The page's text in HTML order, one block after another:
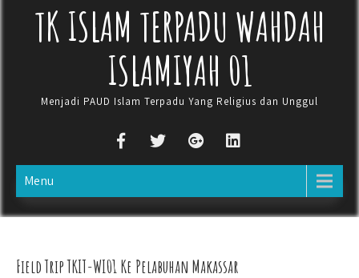
TK ISLAM TERPADU WAHDAH
ISLAMIYAH 01
Menjadi PAUD Islam Terpadu Yang Religius dan Unggul
Menu
Field Trip TKIT-WI01 Ke Pelabuhan Makassar